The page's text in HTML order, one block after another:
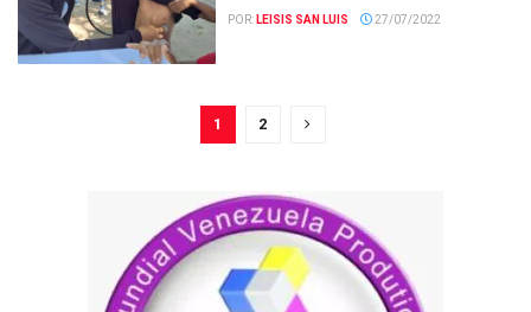
POR: LEISIS SAN LUIS 27/07/2022
1 2